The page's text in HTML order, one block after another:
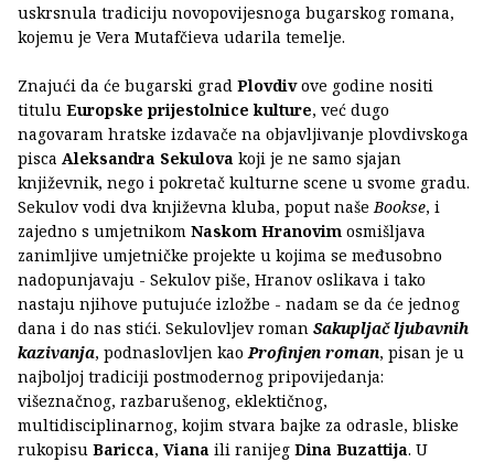
uskrsnula tradiciju novopovijesnoga bugarskog romana,
kojemu je Vera Mutafčieva udarila temelje.
Znajući da će bugarski grad Plovdivove godine nositi
titulu Europske prijestolnice kulture, već dugo
nagovaram hratske izdavače na objavljivanje plovdivskoga
pisca Aleksandra Sekulova koji je ne samo sjajan
književnik, nego i pokretač kulturne scene u svome gradu.
Sekulov vodi dva književna kluba, poput našeBookse, i
zajedno s umjetnikom Naskom Hranovim osmišljava
zanimljive umjetničke projekte u kojima se međusobno
nadopunjavaju - Sekulov piše, Hranov oslikava i tako
nastaju njihove putujuće izložbe - nadam se da će jednog
dana i do nas stići. Sekulovljev roman Sakupljač ljubavnih
kazivanja, podnaslovljen kaoProfinjen roman, pisan je u
najboljoj tradiciji postmodernog pripovijedanja:
višeznačnog, razbarušenog, eklektičnog,
multidisciplinarnog, kojim stvara bajke za odrasle, bliske
rukopisu Baricca, Viana ili ranijeg Dina Buzattija. U